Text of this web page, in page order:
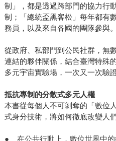
制」，都是透過跨部門的協力行
制；「總統盃黑客松」每年都有
務員，以及來自各國的團隊參與。
從政府、私部門到公民社群，無
連結的夥伴關係，結合臺灣特殊
多元宇宙實驗場，一次又一次驗
抵抗專制的分散式多元人權
本書從每個人不可剝奪的「數位
式身分技術，將如何徹底改變人
● 在公共行動上，數位世界中的